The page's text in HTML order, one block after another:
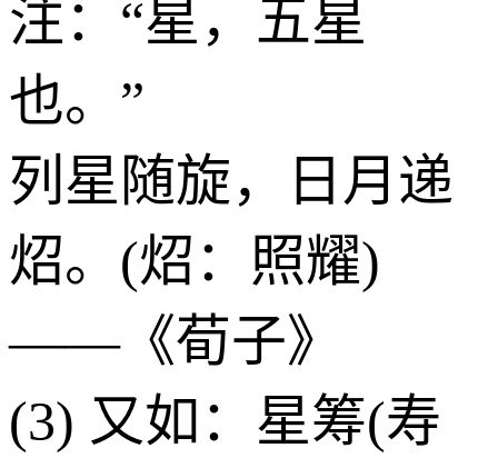
注：“星，五星
也。”
列星随旋，日月递
炤。(炤：照耀)
——《荀子》
(3) 又如：星筹(寿